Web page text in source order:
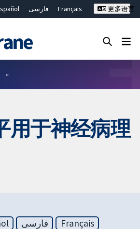
فارسی
Français
更多语言
用于神经病理
فارسی
Français